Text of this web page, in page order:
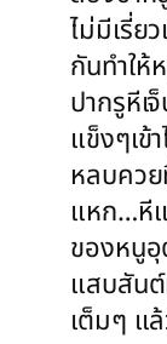
ไม่มีเรี่ย
กันทำให้
ปากรูหีเ
แข็งๆเข้
หลบควย
แหก…หี
ของหนู
แสบสันต์
เต็มๆ แ